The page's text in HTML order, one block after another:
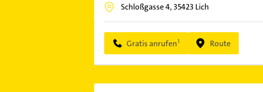
Schloßgasse 4, 35423 Lich
Gratis anrufen Route